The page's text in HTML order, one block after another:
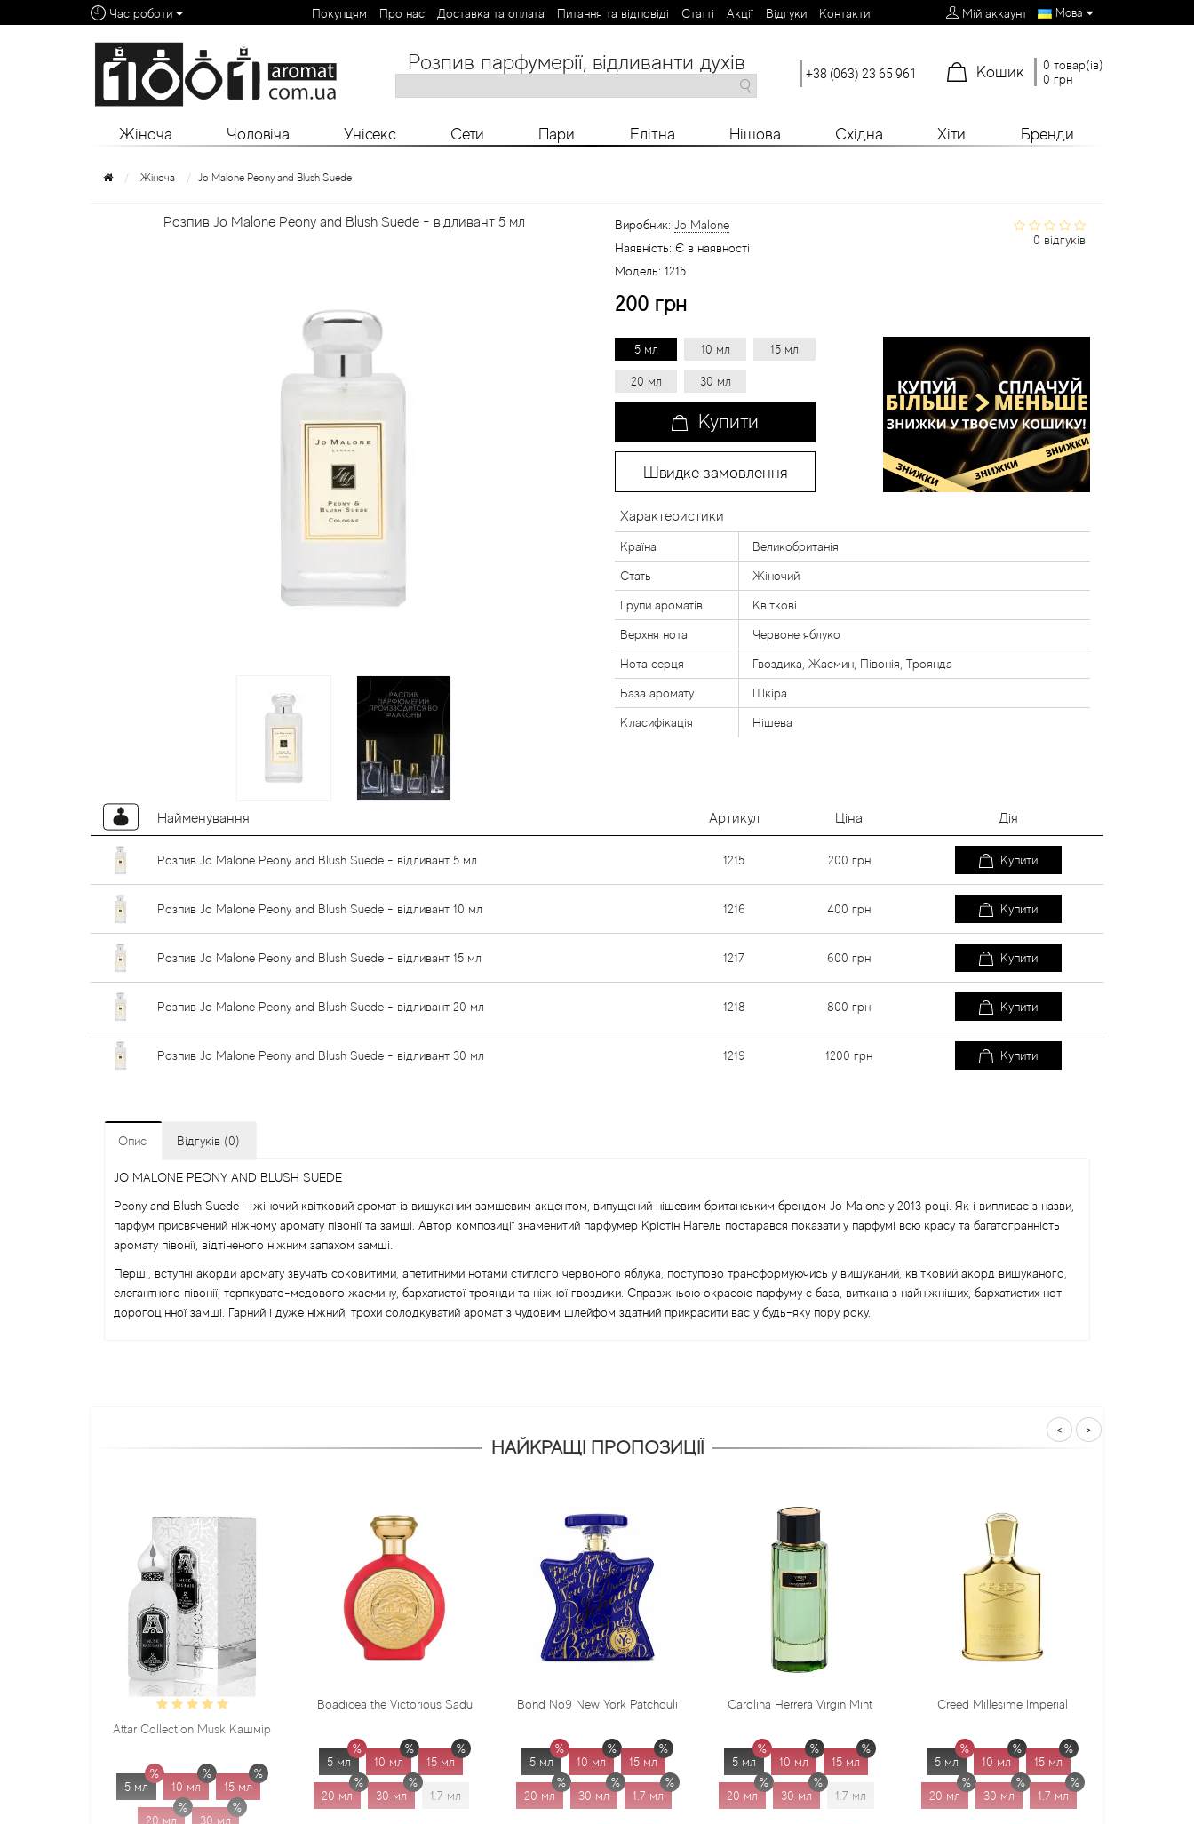
Час роботи Покупцям Про нас Доставка та оплата Питання та відповіді Статті Aкції Відгуки Контакти Мій аккаунт Мова
Алфавітний покажчик: 0 - 9 A B C D F G H M N O P R S T V X Y Z
Розпив парфумерії, відливанти духів +38 (063) 23 65 961 Кошик
0 товар(ів)
0 грн
Жіноча Чоловіча Унісекс Сети Пари Елітна Нішова Східна Хіти Бренди
Жіноча Jo Malone Peony and Blush Suede
Розпив Jo Malone Peony and Blush Suede - відливант 5 мл
0 відгуків
Виробник: Jo Malone
Наявність: Є в наявності
Модель: 1215
200 грн
5 мл 10 мл 15 мл
20 мл 30 мл
Купити
Швидке замовлення
Характеристики
Країна Великобританія
Стать Жіночий
Групи ароматів Квіткові
Верхня нота Червоне яблуко
Нота серця Гвоздика, Жасмин, Півонія, Троянда
База аромату Шкіра
Класифікація Нішева
Найменування Артикул Ціна Дія
Розпив Jo Malone Peony and Blush Suede - відливант 5 мл 1215 200 грн Купити
Розпив Jo Malone Peony and Blush Suede - відливант 10 мл 1216 400 грн Купити
Розпив Jo Malone Peony and Blush Suede - відливант 15 мл 1217 600 грн Купити
Розпив Jo Malone Peony and Blush Suede - відливант 20 мл 1218 800 грн Купити
Розпив Jo Malone Peony and Blush Suede - відливант 30 мл 1219 1200 грн Купити
Опис Відгуків (0)
JO MALONE PEONY AND BLUSH SUEDE
Peony and Blush Suede – жіночий квітковий аромат із вишуканим замшевим акцентом, випущений нішевим британським брендом Jo Malone у 2013 році. Як і випливає з назви,
парфум присвячений ніжному аромату півонії та замші. Автор композиції знаменитий парфумер Крістін Нагель постарався показати у парфумі всю красу та багатогранність
аромату півонії, відтіненого ніжним запахом замші.
Перші, вступні акорди аромату звучать соковитими, апетитними нотами стиглого червоного яблука, поступово трансформуючись у вишуканий, квітковий акорд вишуканого,
елегантного півонії, терпкувато-медового жасмину, бархатистої троянди та ніжної гвоздики. Справжньою окрасою парфуму є база, виткана з найніжніших, бархатистих нот
дорогоцінної замші. Гарний і дуже ніжний, трохи солодкуватий аромат з чудовим шлейфом здатний прикрасити вас у будь-яку пору року.
НАЙКРАЩІ ПРОПОЗИЦІЇ
Attar Collection Musk Кашмір
15 мл
Boadicea the Victorious Sadu
15 мл
20 мл 1.7 мл
Bond No9 New York Patchouli
5 мл 15 мл
20 мл 1.7 мл
Carolina Herrera Virgin Mint
5 мл 15 мл
20 мл 1.7 мл
Creed Millesime Imperial
5 мл 15 мл
20 мл 1.7 мл
5 мл
20 мл
< >